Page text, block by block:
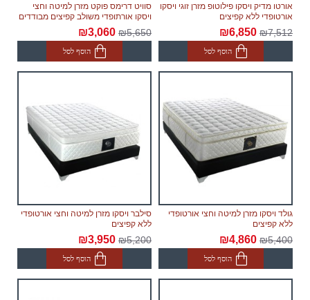
אורטו מדיק ויסקו פילוטופ מזרן זוגי ויסקו
אורטופדי ללא קפיצים
₪7,512
₪6,850
הוסף לסל
סוויט דרימס פוקט מזרן למיטה וחצי
ויסקו אורתופדי משולב קפיצים מבודדים
₪5,650
₪3,060
הוסף לסל
גולד ויסקו מזרן למיטה וחצי אורטופדי
ללא קפיצים
₪5,400
₪4,860
הוסף לסל
סילבר ויסקו מזרן למיטה וחצי אורטופדי
ללא קפיצים
₪5,200
₪3,950
הוסף לסל